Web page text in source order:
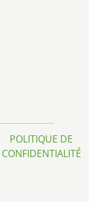
POLITIQUE DE
CONFIDENTIALITÉ